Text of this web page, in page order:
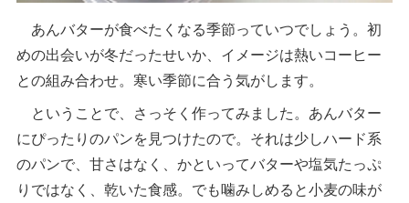
あんバターが食べたくなる季節っていつでしょう。初
めの出会いが冬だったせいか、イメージは熱いコーヒー
との組み合わせ。寒い季節に合う気がします。
ということで、さっそく作ってみました。あんバター
にぴったりのパンを見つけたので。それは少しハード系
のパンで、甘さはなく、かといってバターや塩気たっぷ
りではなく、乾いた食感。でも噛みしめると小麦の味が